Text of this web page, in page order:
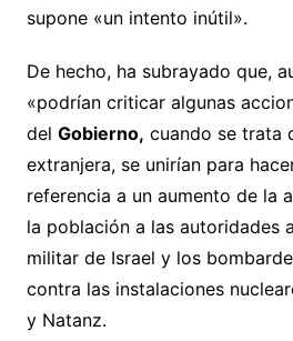
supone «un intento inútil».
De hecho, ha subrayado que,
«podrían criticar algunas
del Gobierno, cuando se trata
extranjera, se unirían para
referencia a un aumento de la
la población a las autoridades
militar de Israel y los
contra las instalaciones
y Natanz.